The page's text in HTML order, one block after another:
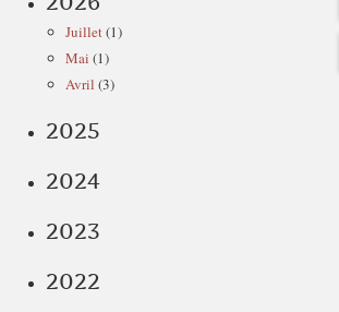
Juillet(1)
Mai (1)
Avril (3)
2025
2024
2023
2022